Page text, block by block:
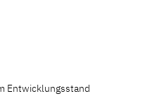
Entwicklungsstand